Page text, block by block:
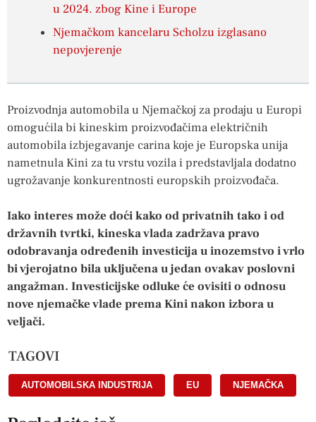
u 2024. zbog Kine i Europe
Njemačkom kancelaru Scholzu izglasano
nepovjerenje
Proizvodnja automobila u Njemačkoj za prodaju u Europi
omogućila bi kineskim proizvođačima električnih
automobila izbjegavanje carina koje je Europska unija
nametnula Kini za tu vrstu vozila i predstavljala dodatno
ugrožavanje konkurentnosti europskih proizvođača.
Iako interes može doći kako od privatnih tako i od
državnih tvrtki, kineska vlada zadržava pravo
odobravanja određenih investicija u inozemstvo i vrlo
bi vjerojatno bila uključena u jedan ovakav poslovni
angažman. Investicijske odluke će ovisiti o odnosu
nove njemačke vlade prema Kini nakon izbora u
veljači.
TAGOVI
AUTOMOBILSKA INDUSTRIJA EU NJEMAČKA